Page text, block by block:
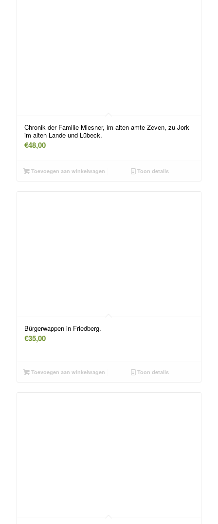
Chronik der Familie Miesner, im alten amte Zeven, zu Jork
im alten Lande und Lübeck.
€48,00
Toevoegen aan winkelwagen Toon details
Bürgerwappen in Friedberg.
€35,00
Toevoegen aan winkelwagen Toon details